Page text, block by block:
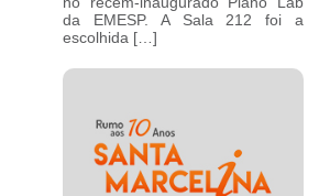
da EMESP. A Sala 212 foi a
escolhida […]